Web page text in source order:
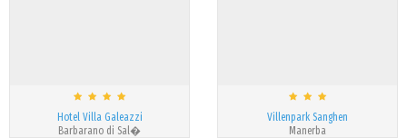
Hotel Villa Galeazzi
Barbarano di Sal�
Villenpark Sanghen
Manerba